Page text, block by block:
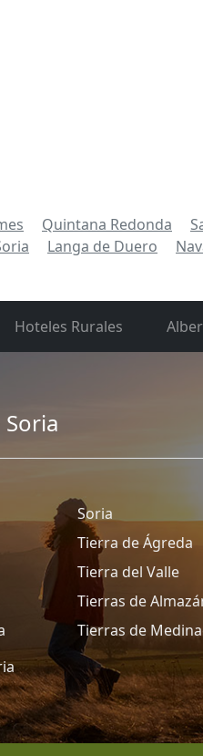
Quintana Redonda
Langa de Duero
Hoteles Rurales
Soria
Tierra de Ágreda
Tierra del Valle
Tierras de
Tierras de